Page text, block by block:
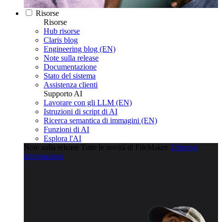
Risorse
Risorse
Hub risorse
Claris blog
Engineering blog (EN)
Note sulla release
Documentazione
Stato del sistema
Assistenza clienti
Supporto AI
Lavorare con gli LLM (EN)
Istruzioni di script di AI
Ricerca semantica di immagini (EN)
Funzioni di AI
Esplora l'AI
Note sulla release Tutte le novità di FileMaker. Ulteriori
informazioni